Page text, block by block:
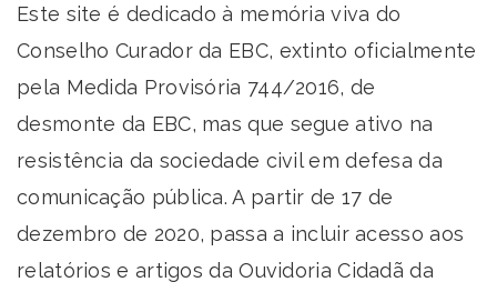
Este site é dedicado à memória viva do
Conselho Curador da EBC, extinto oficialmente
pela Medida Provisória 744/2016, de
desmonte da EBC, mas que segue ativo na
resistência da sociedade civil em defesa da
comunicação pública. A partir de 17 de
dezembro de 2020, passa a incluir acesso aos
relatórios e artigos da Ouvidoria Cidadã da